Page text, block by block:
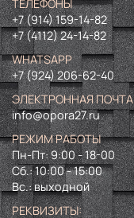
ТЕЛЕФОНЫ
+7 (914) 159-14-82
+7 (4112) 24-14-82
WHATSAPP
+7 (924) 206-62-40
ЭЛЕКТРОННАЯ ПОЧТА
info@opora27.ru
РЕЖИМ РАБОТЫ
Пн-Пт: 9:00 - 18-00
Сб.: 10:00 - 15:00
Вс.: выходной
РЕКВИЗИТЫ: